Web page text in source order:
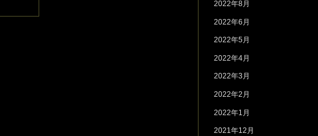
2022年8月
2022年6月
2022年5月
2022年4月
2022年3月
2022年2月
2022年1月
2021年12月